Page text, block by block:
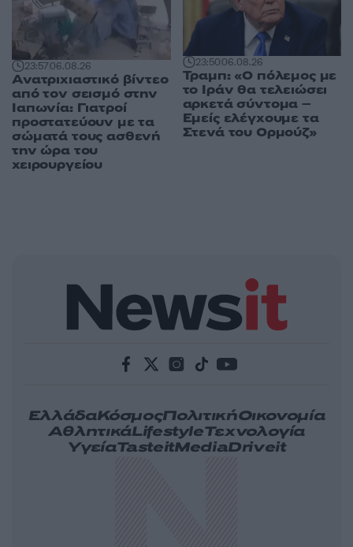
23:5706.08.26
Ανατριχιαστικό βίντεο
από τον σεισμό στην
Ιαπωνία: Γιατροί
προστατεύουν με τα
σώματά τους ασθενή
την ώρα του
χειρουργείου
23:5006.08.26
Τραμπ: «Ο πόλεμος με
το Ιράν θα τελειώσει
αρκετά σύντομα –
Εμείς ελέγχουμε τα
Στενά του Ορμούζ»
ΕλλάδαΚόσμοςΠολιτικήΟικονομία
ΑθλητικάLifestyleΤεχνολογία
ΥγείαTasteitMediaDriveit